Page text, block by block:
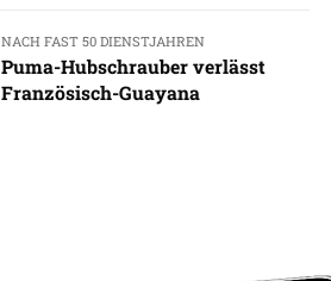
NACH FAST 50 DIENSTJAHREN
Puma-Hubschrauber verlässt
Französisch-Guayana